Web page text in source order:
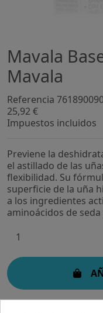
Mavala
Mavala
Referencia
25,92 €
Impuestos incluidos
Previene la
el astillado de las
flexibilidad. Su
superficie de la uña
a los ingredientes
aminoácidos de